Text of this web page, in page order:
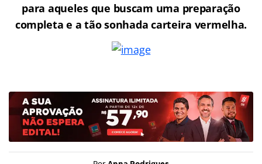
para aqueles que buscam uma preparação
completa e a tão sonhada carteira vermelha.